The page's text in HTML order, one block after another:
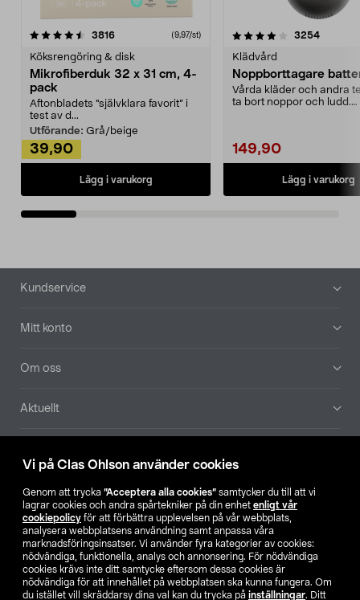
Vi på Clas Ohlson använder cookies
Genom att trycka ”Acceptera alla cookies” samtycker du till att vi
lagrar cookies och andra spårtekniker på din enhet enligt vår
cookiepolicy för att förbättra upplevelsen på vår webbplats,
analysera webbplatsens användning samt anpassa våra
marknadsföringsinsatser. Vi använder fyra kategorier av cookies:
nödvändiga, funktionella, analys och annonsering. För nödvändiga
cookies krävs inte ditt samtycke eftersom dessa cookies är
nödvändiga för att innehållet på webbplatsen ska kunna fungera. Om
du istället vill skräddarsy dina val kan du trycka på inställningar. Ditt
3816recensioner (9,97/st)
Köksrengöring & disk
Mikrofiberduk 32 x 31 cm, 4-
pack
Aftonbladets "självklara favorit” i
test av d...
Utförande: Grå/beige
39,90
Lägg i varukorg
4.0av 5 stjärnor 3254
Klädvård
Noppborttagare
Vårda kläder och andra
ta bort noppor och ludd.
149,90
Lägg i varukorg
4.5av 5 stjärnor
Sidfot
Kundservice
Mitt konto
Om oss
Aktuellt
Hitta butik
SE NO FI